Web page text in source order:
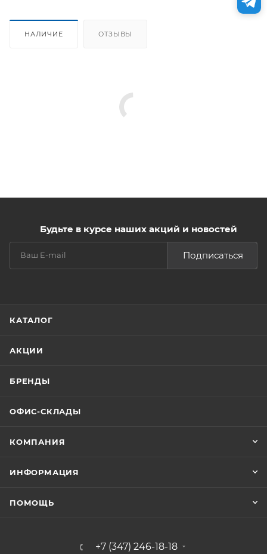
НАЛИЧИЕ ОТЗЫВЫ
Будьте в курсе наших акций и новостей
Подписаться
КАТАЛОГ
АКЦИИ
БРЕНДЫ
ОФИС-СКЛАДЫ
КОМПАНИЯ
ИНФОРМАЦИЯ
ПОМОЩЬ
+7 (347) 246-18-18